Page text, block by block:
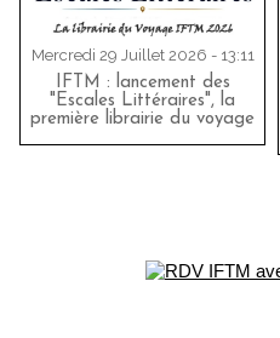
Mercredi 29 Juillet 2026 - 13:11
IFTM : lancement des
"Escales Littéraires", la
première librairie du voyage